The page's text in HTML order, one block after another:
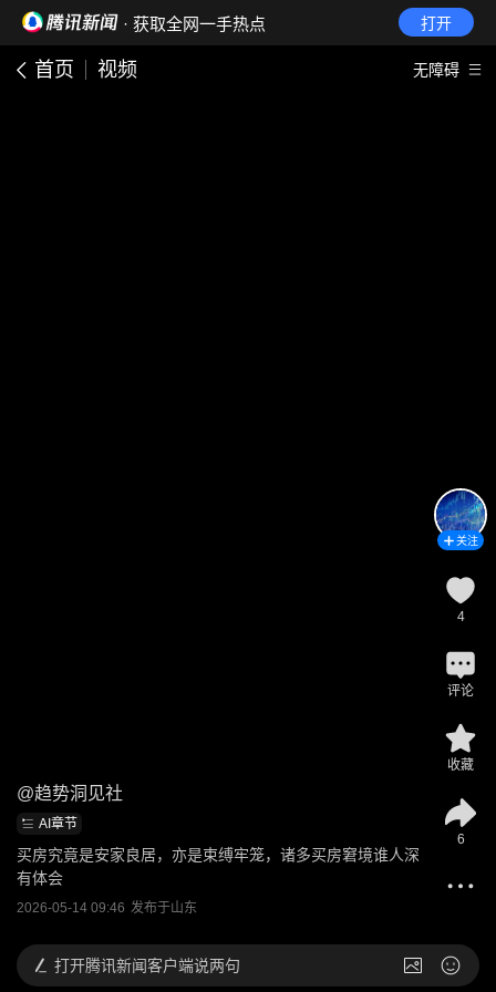
· 获取全网一手热点 打开
首页 视频 无障碍
@趋势洞见社
AI章节
买房究竟是安家良居，亦是束缚牢笼，诸多买房窘境谁人深
有体会
2026-05-14 09:46 发布于山东
关注
4
评论
收藏
6
打开腾讯新闻客户端说两句